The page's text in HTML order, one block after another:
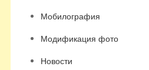
Мобилография
Модификация фото
Новости